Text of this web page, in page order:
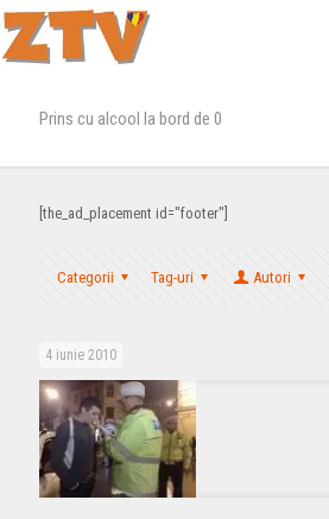
Prins cu alcool la bord de 0
[the_ad_placement id="footer"]
Categorii Tag-uri Autori
4 iunie 2010